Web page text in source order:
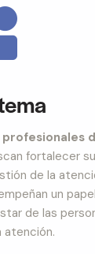
fortalecer
de la
un papel
de las
atención.